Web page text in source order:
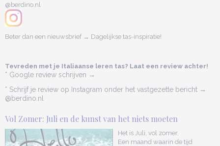
@berdino.nl
Beter dan een nieuwsbrief → Dagelijkse tas-inspiratie!
Tevreden met je Italiaanse leren tas? Laat een review achter!
* Google review schrijven →
* Schrijf je review op Instagram onder het vastgezette bericht →
@berdino.nl
Vol Zomer: Juli en de kunst van het niets moeten
Het is Juli, vol zomer.
Een maand waarin de tijd